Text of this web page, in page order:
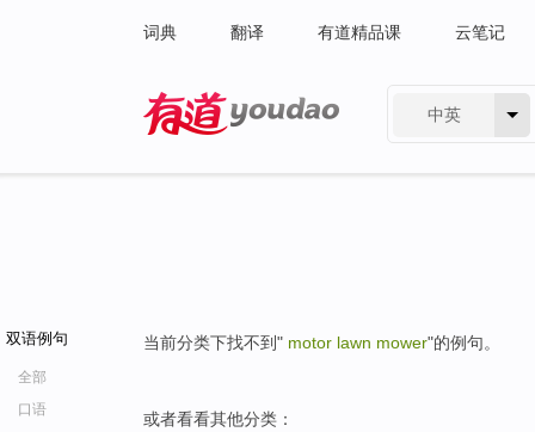
词典 翻译 有道精品课 云笔记
中英
双语例句
全部
口语
当前分类下找不到" motor lawn mower"的例句。
或者看看其他分类：